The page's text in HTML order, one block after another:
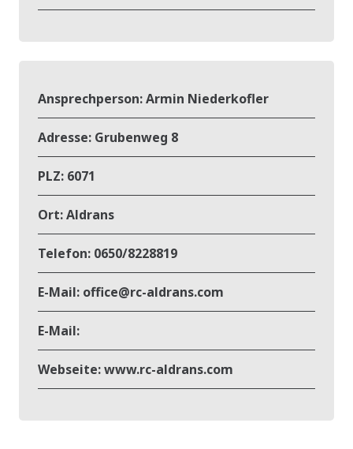
Ansprechperson:Armin Niederkofler
Adresse: Grubenweg 8
PLZ: 6071
Ort:Aldrans
Telefon: 0650/8228819
E-Mail: office@rc-aldrans.com
E-Mail:
Webseite:www.rc-aldrans.com